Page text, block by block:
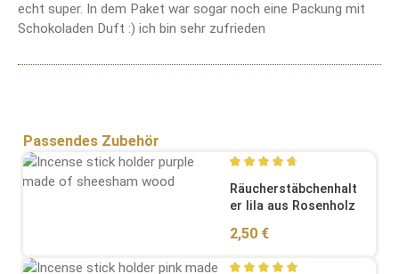
echt super. In dem Paket war sogar noch eine Packung mit
Schokoladen Duft :) ich bin sehr zufrieden
Produktgalerie überspringen
Passendes Zubehör
Durchschnittliche
Räucherstäbchenhalt
er lila aus Rosenholz
Regulärer Preis:
2,50 €